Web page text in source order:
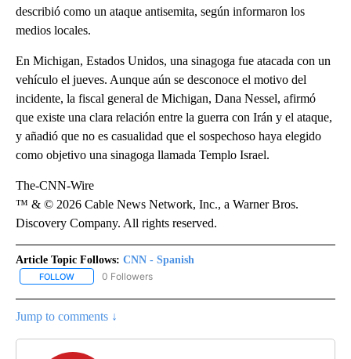
describió como un ataque antisemita, según informaron los
medios locales.
En Michigan, Estados Unidos, una sinagoga fue atacada con un
vehículo el jueves. Aunque aún se desconoce el motivo del
incidente, la fiscal general de Michigan, Dana Nessel, afirmó
que existe una clara relación entre la guerra con Irán y el ataque,
y añadió que no es casualidad que el sospechoso haya elegido
como objetivo una sinagoga llamada Templo Israel.
The-CNN-Wire
™ & © 2026 Cable News Network, Inc., a Warner Bros.
Discovery Company. All rights reserved.
Article Topic Follows: CNN - Spanish
FOLLOW FOLLOW "CNN - SPANISH" TO RECEIVE NOTIFICATIONS ABOUT
0 Followers
Jump to comments ↓